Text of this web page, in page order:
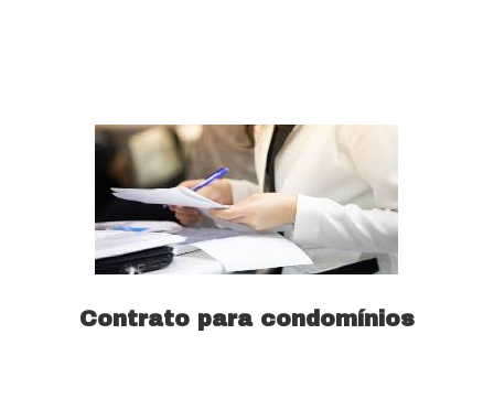
Contrato para condomínios